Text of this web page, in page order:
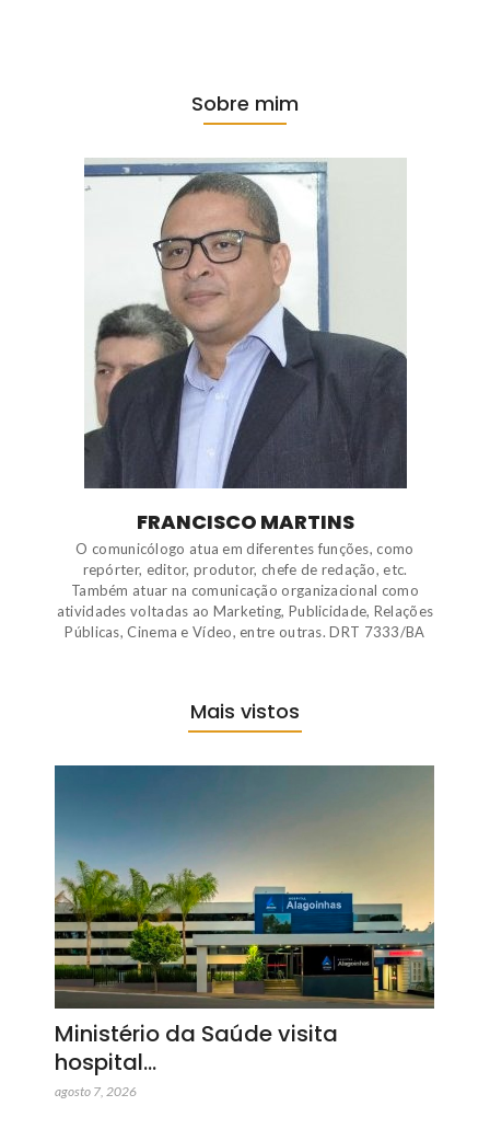
Sobre mim
FRANCISCO MARTINS
O comunicólogo atua em diferentes funções, como
repórter, editor, produtor, chefe de redação, etc.
Também atuar na comunicação organizacional como
atividades voltadas ao Marketing, Publicidade, Relações
Públicas, Cinema e Vídeo, entre outras. DRT 7333/BA
Mais vistos
Ministério da Saúde visita
hospital…
agosto 7, 2026